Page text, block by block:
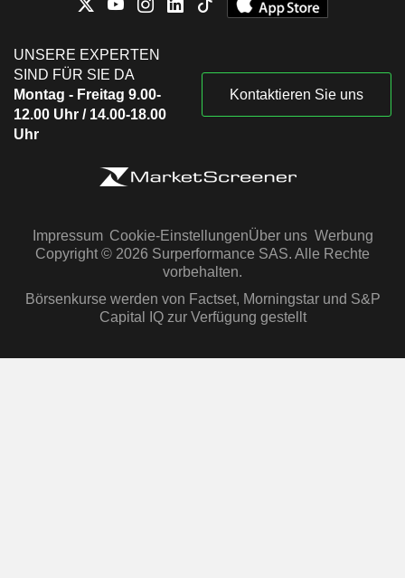
UNSERE EXPERTEN
SIND FÜR SIE DA
Montag - Freitag 9.00-
12.00 Uhr / 14.00-18.00
Uhr
Kontaktieren Sie uns
Impressum Cookie-EinstellungenÜber uns Werbung
Copyright © 2026 Surperformance SAS. Alle Rechte
vorbehalten.
Börsenkurse werden von Factset, Morningstar und S&P
Capital IQ zur Verfügung gestellt